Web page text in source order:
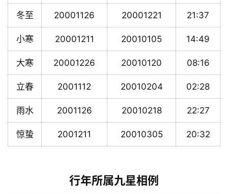
冬至 20001126 20001221 21:37
小寒 20001211 20010105 14:49
大寒 20001226 20010120 08:16
立春 2001112 20010204 02:28
雨水 2001126 20010218 22:27
惊蛰 2001211 20010305 20:32
行年所属九星相例